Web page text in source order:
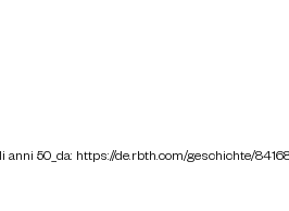
anni 50_da: https://de.rbth.com/geschichte/